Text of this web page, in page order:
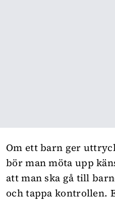
Om ett barn ger
bör man möta upp
att man ska gå till
och tappa kontrollen.